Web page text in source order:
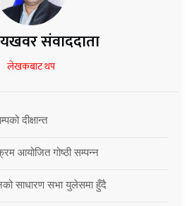
संवाददाता
लेखकबाट थप
दीक्षान्त
आयोजित गोष्ठी सम्पन्न
साधारण सभा युलेसमा हुँदै